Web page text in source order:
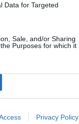
Data for Targeted
Sale, and/or Sharing
Purposes for which it
Privacy Policy